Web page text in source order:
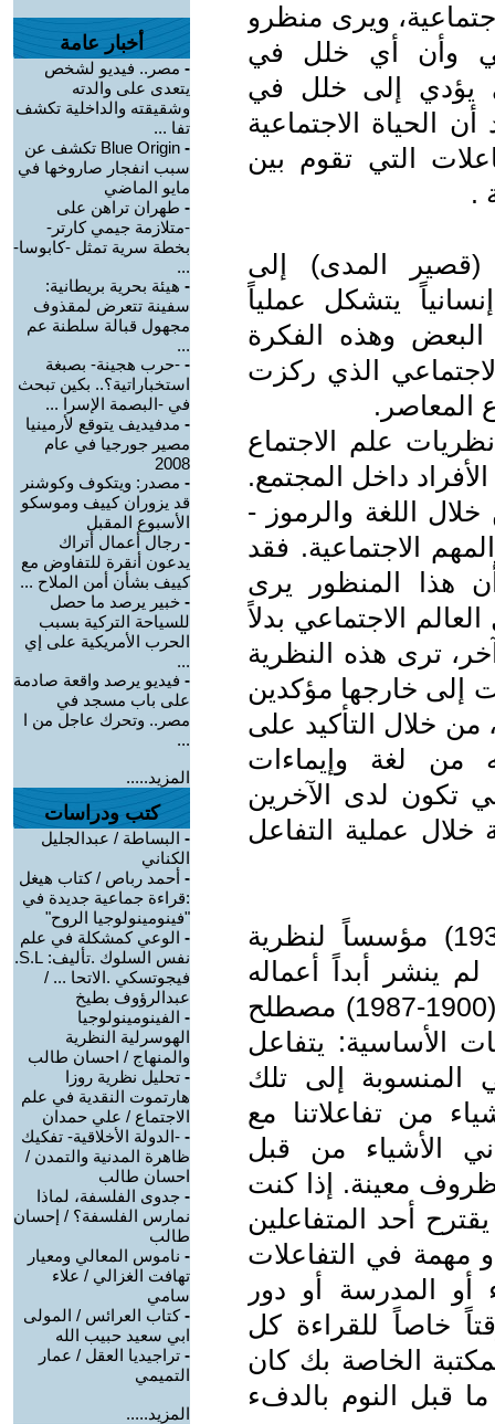
ويرى منظرو
وأن أي خلل في
يؤدي إلى خلل في
أن الحياة الاجتماعية
التي تقوم بين
.
(قصير المدى) إلى
إنسانياً يتشكل عملياً
وهذه الفكرة
الذي ركزت
المعاصر.
علم الاجتماع
داخل المجتمع.
اللغة والرموز -
الاجتماعية. فقد
هذا المنظور يرى
الاجتماعي بدلاً
ترى هذه النظرية
إلى خارجها مؤكدين
من خلال التأكيد على
من لغة وإيماءات
تكون لدى الآخرين
عملية التفاعل
يعتبر جورج هربرت ميد ( 1863-1931) مؤسساً لنظرية
ينشر أبداً أعماله
فيها. صاغ طالب ميد، هربرت بلومر (1900-1987) مصطلح
الأساسية: يتفاعل
المنسوبة إلى تلك
من تفاعلاتنا مع
الأشياء من قبل
معينة. إذا كنت
أحد المتفاعلين
مهمة في التفاعلات
أو المدرسة أو دور
خاصاً للقراءة كل
الخاصة بك كان
قبل النوم بالدفء
أخبار عامة
- مصر.. فيديو لشخص
يتعدى على والدته
وشقيقته والداخلية تكشف
تفا ...
-
Blue Origin تكشف عن
سبب انفجار صاروخها في
مايو الماضي
- طهران تراهن على
-متلازمة جيمي كارتر-
بخطة سرية تمثل -كابوسا-
...
- هيئة بحرية بريطانية:
سفينة تتعرض لمقذوف
مجهول قبالة سلطنة عم
...
- -حرب هجينة- بصبغة
استخباراتية؟.. بكين تبحث
في -البصمة الإسرا ...
- مدفيديف يتوقع لأرمينيا
مصير جورجيا في عام
2008
- مصدر: ويتكوف وكوشنر
قد يزوران كييف وموسكو
الأسبوع المقبل
- رجال أعمال أتراك
يدعون أنقرة للتفاوض مع
كييف بشأن أمن الملاح ...
- خبير يرصد ما حصل
للسياحة التركية بسبب
الحرب الأمريكية على إي
...
- فيديو يرصد واقعة صادمة
على باب مسجد في
مصر.. وتحرك عاجل من ا
...
المزيد.....
كتب ودراسات
- البساطة / عبدالجليل
الكناني
- أحمد رباص / كتاب هيغل
:قراءة جماعية جديدة في
"فينومينولوجيا الروح"
- الوعي كمشكلة في علم
نفس السلوك .تأليف: S.L.
فيجوتسكي .الاتحا ... /
عبدالرؤوف بطيخ
- الفينومينولوجيا
الهوسرلية النظرية
والمنهاج / احسان طالب
- تحليل نظرية روزا
هارتموت النقدية في علم
الاجتماع / علي حمدان
- -الدولة الأخلاقية- تفكيك
ظاهرة المدنية والتمدن /
احسان طالب
- جدوى الفلسفة، لماذا
نمارس الفلسفة؟ / إحسان
طالب
- ناموس المعالي ومعيار
تهافت الغزالي / علاء
سامي
-كتاب العرائس / المولى
ابي سعيد حبيب الله
- تراجيديا العقل / عمار
التميمي
المزيد.....